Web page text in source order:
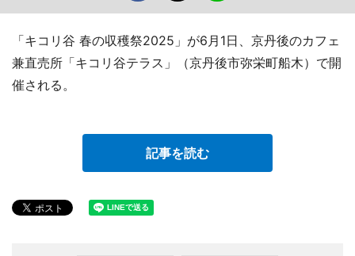
「キコリ谷 春の収穫祭2025」が6月1日、京丹後のカフェ
兼直売所「キコリ谷テラス」（京丹後市弥栄町船木）で開
催される。
記事を読む